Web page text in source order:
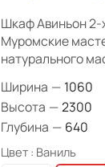
Шкаф Авиньон 2-
Муромские
натурального
Ширина — 1060
Высота —2300
Глубина — 640
Цвет : Ваниль